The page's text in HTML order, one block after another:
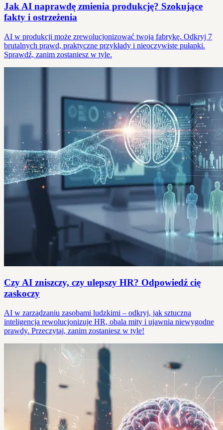
Jak AI naprawdę zmienia produkcję? Szokujące
fakty i ostrzeżenia
AI w produkcji może zrewolucjonizować twoją fabrykę. Odkryj 7
brutalnych prawd, praktyczne przykłady i nieoczywiste pułapki.
Sprawdź, zanim zostaniesz w tyle.
Czy AI zniszczy, czy ulepszy HR? Odpowiedź cię
zaskoczy
AI w zarządzaniu zasobami ludzkimi – odkryj, jak sztuczna
inteligencja rewolucjonizuje HR, obala mity i ujawnia niewygodne
prawdy. Przeczytaj, zanim zostaniesz w tyle!